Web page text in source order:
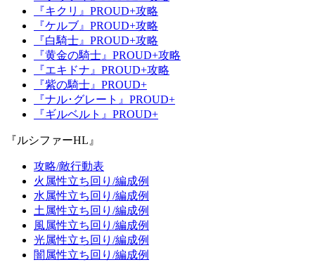
『キクリ』PROUD+攻略
『ケルブ』PROUD+攻略
『白騎士』PROUD+攻略
『黄金の騎士』PROUD+攻略
『エキドナ』PROUD+攻略
『紫の騎士』PROUD+
『ナル･グレート』PROUD+
『ギルベルト』PROUD+
『ルシファーHL』
攻略/敵行動表
火属性立ち回り/編成例
水属性立ち回り/編成例
土属性立ち回り/編成例
風属性立ち回り/編成例
光属性立ち回り/編成例
闇属性立ち回り/編成例